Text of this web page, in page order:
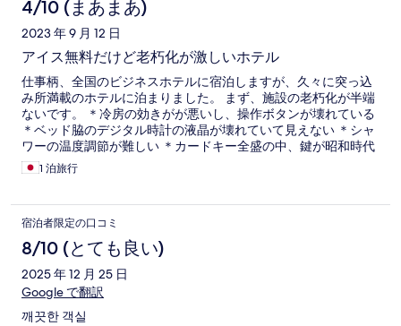
4/10 (まあまあ)
2023 年 9 月 12 日
アイス無料だけど老朽化が激しいホテル
仕事柄、全国のビジネスホテルに宿泊しますが、久々に突っ込
み所満載のホテルに泊まりました。 まず、施設の老朽化が半端
ないです。 ＊冷房の効きがが悪いし、操作ボタンが壊れている
＊ベッド脇のデジタル時計の液晶が壊れていて見えない ＊シャ
ワーの温度調節が難しい ＊カードキー全盛の中、鍵が昭和時代
のまま ＊コンセントが少ない など。 温泉がありますが、正直
浴場も更衣室も狭いです。 またお湯がぬるかったです。 良かっ
スが無料で食べられることくらいでしょうか。 （但し時間が決
められていて、部屋への持ち込み禁止）
1 泊旅行
宿泊者限定の口コミ
8/10 (とても良い)
2025 年 12 月 25 日
Google で翻訳
깨끗한 객실